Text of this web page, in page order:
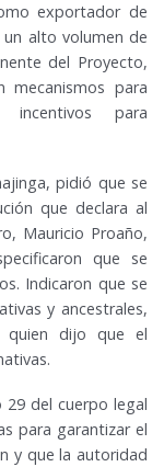
exportador de
alto volumen de
del Proyecto,
mecanismos para
incentivos para
pidió que se
que declara al
Mauricio Proaño,
que se
Indicaron que se
y ancestrales,
quien dijo que el
29 del cuerpo legal
para garantizar el
y que la autoridad